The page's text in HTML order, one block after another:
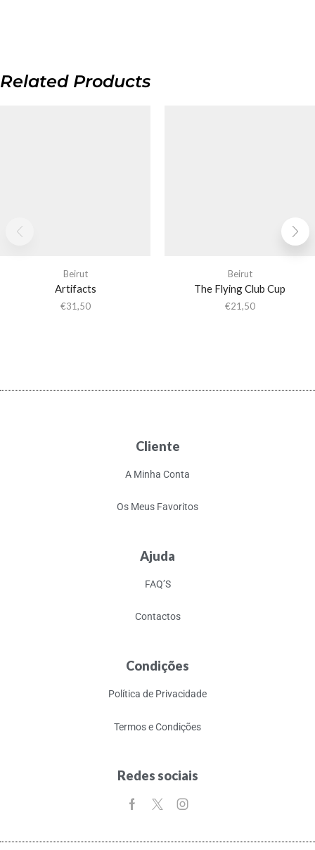
Related Products
Beirut
Artifacts
€31,50
Beirut
The Flying Club Cup
€21,50
Cliente
A Minha Conta
Os Meus Favoritos
Ajuda
FAQ’S
Contactos
Condições
Política de Privacidade
Termos e Condições
Redes sociais